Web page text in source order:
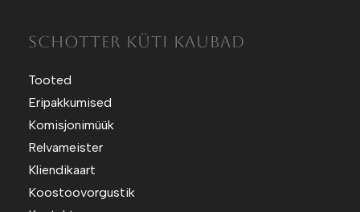
SCHOTTER KÜTI KAUBAD
Tooted
Eripakkumised
Komisjonimüük
Relvameister
Kliendikaart
Koostoovorgustik